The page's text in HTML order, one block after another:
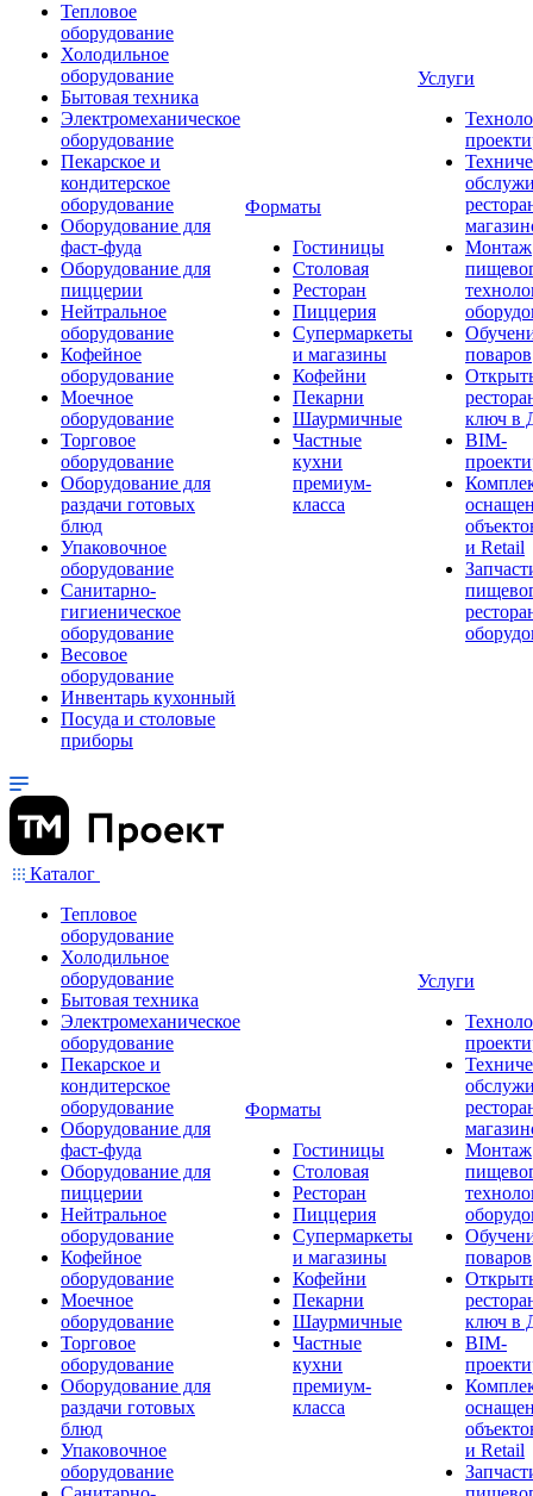
Тепловое
оборудование
Холодильное
оборудование
Бытовая техника
Электромеханическое
оборудование
Пекарское и
кондитерское
оборудование
Оборудование для
фаст-фуда
Оборудование для
пиццерии
Нейтральное
оборудование
Кофейное
оборудование
Моечное
оборудование
Торговое
оборудование
Оборудование для
раздачи готовых
блюд
Упаковочное
оборудование
Санитарно-
гигиеническое
оборудование
Весовое
оборудование
Инвентарь кухонный
Посуда и столовые
приборы
Форматы
Гостиницы
Столовая
Ресторан
Пиццерия
Супермаркеты
и магазины
Кофейни
Пекарни
Шаурмичные
Частные
кухни
премиум-
класса
Услуги
Монтаж
поваров
ключ в
BIM-
и Retail
Каталог
Тепловое
оборудование
Холодильное
оборудование
Бытовая техника
Электромеханическое
оборудование
Пекарское и
кондитерское
оборудование
Оборудование для
фаст-фуда
Оборудование для
пиццерии
Нейтральное
оборудование
Кофейное
оборудование
Моечное
оборудование
Торговое
оборудование
Оборудование для
раздачи готовых
блюд
Упаковочное
оборудование
Форматы
Гостиницы
Столовая
Ресторан
Пиццерия
Супермаркеты
и магазины
Кофейни
Пекарни
Шаурмичные
Частные
кухни
премиум-
класса
Услуги
Монтаж
поваров
ключ в
BIM-
и Retail